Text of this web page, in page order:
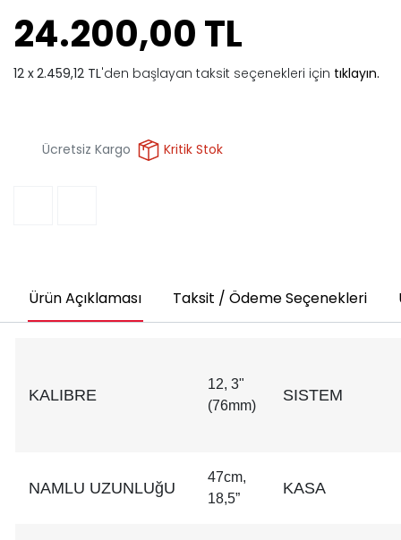
24.200,00 TL
2.459,12 TL'den başlayan taksit seçenekleri için tıklayın.
Ücretsiz Kargo Kritik Stok
Ürün Açıklaması Taksit / Ödeme Seçenekleri
KALIBRE
12, 3"
(76mm)
SISTEM
NAMLU UZUNLUğU
47cm,
18,5”
KASA